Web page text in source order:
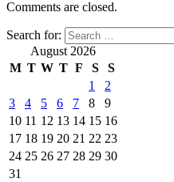
Comments are closed.
Search for:
August 2026
M T W T F S
S
1
2
3
4 5 6 7 8
9
10 11 12 13 14 15 16
17 18 19 20 21 22 23
24 25 26 27 28 29 30
31